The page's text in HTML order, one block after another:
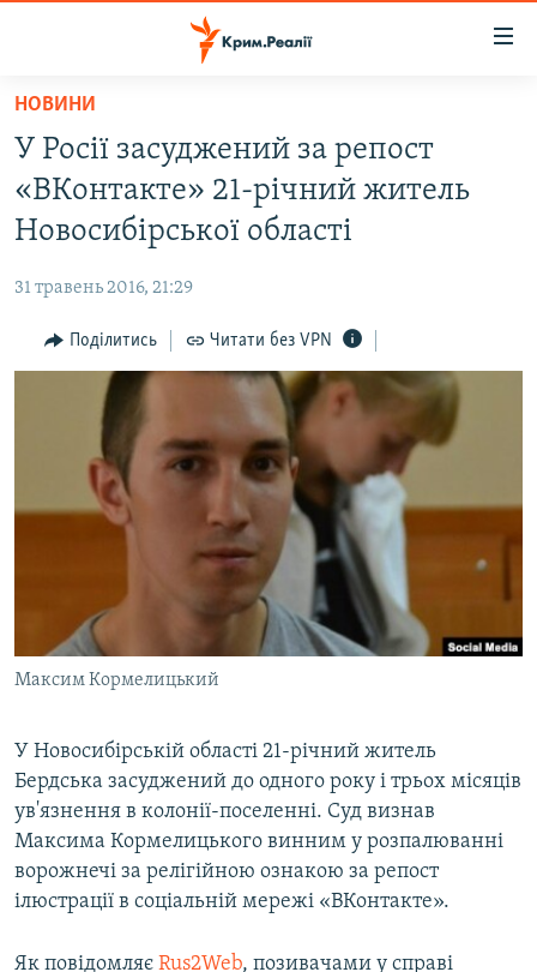
Перейти
основного
матеріалу
Перейти
до
основної
навігації
Перейти
до
ВІДЕО ТА ФОТО
БЛОГИ
ПОГЛЯД
ІНТЕРВ'Ю
ВСЕ ЗА ДЕНЬ
СПЕЦПРОЕКТИ
ДЕПОРТАЦІЯ
ВІДЕОУРОКИ «ELIFBE»
СВІДЧЕННЯ ОКУПАЦІЇ
УКРАЇНСЬКА ПРОБЛЕМА КРИМУ
ІНФОГРАФІКА
ЯК ОБІЙТИ БЛОКУВАННЯ
Qırımtatar
ДОЛУЧАЙСЯ!
Усі сайти RFE/RL
НОВИНИ
У Росії засуджений за репост
«ВКонтакте» 21-річний житель
Новосибірської області
31 травень 2016, 21:29
Поділитись Читати без VPN
Максим Кормелицький
У Новосибірській області 21-річний житель
Бердська засуджений до одного року і трьох місяців
ув'язнення в колонії-поселенні. Суд визнав
Максима Кормелицького винним у розпалюванні
ворожнечі за релігійною ознакою за репост
ілюстрації в соціальній мережі «ВКонтакте».
Як повідомляє Rus2Web, позивачами у справі